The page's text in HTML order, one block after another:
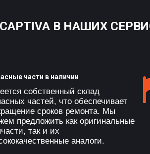
В НАШИХ
части в наличии
собственный склад
частей, что обеспечивает
сроков ремонта. Мы
предложить как оригинальные
так и их
аналоги.